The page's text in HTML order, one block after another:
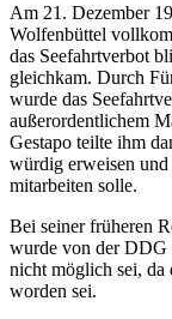
Am 21. Dezember
Wolfenbüttel
das Seefahrtverbot
gleichkam. Durch
wurde das
außerordentlichem
Gestapo teilte ihm
würdig erweisen und
mitarbeiten solle.
Bei seiner früheren
wurde von der DDG
nicht möglich sei, da
worden sei.